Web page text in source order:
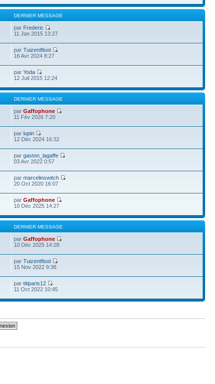
DERNIER MESSAGE
par Frederic
11 Jan 2015 13:27
parTuizentfloot
16 Avr 2024 8:27
parYoda
12 Juil 2015 12:24
DERNIER MESSAGE
parGaffophone
11 Fév 2026 7:20
parlupin
12 Déc 2024 16:32
pargaston_lagaffe
03 Avr 2022 0:57
parmarcelinswitch
20 Oct 2020 16:07
parGaffophone
10 Déc 2025 14:27
DERNIER MESSAGE
parGaffophone
10 Déc 2025 14:28
parTuizentfloot
15 Nov 2022 9:38
partitiparis12
11 Oct 2022 10:45